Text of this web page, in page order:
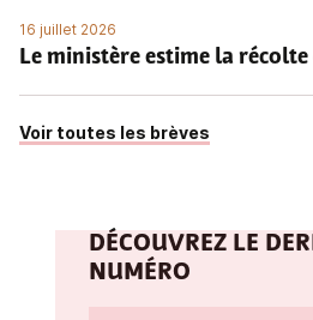
16 juillet 2026
Le ministère estime la
Voir toutes les brèves
DÉCOUVREZ LE
NUMÉRO